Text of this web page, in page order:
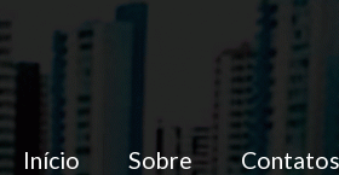
Início Sobre Contatos